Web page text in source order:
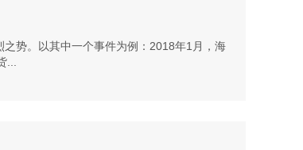
势。以其中一个事件为例：2018年1月，海